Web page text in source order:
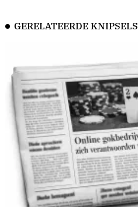
GERELATEERDE KNIPSELS